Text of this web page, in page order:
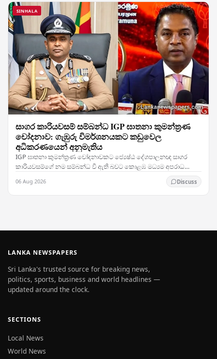
SINHALA
සාගර කාරියවසම් සම්බන්ධ IGP ඝාතනා කුමන්ත්‍රණ
චෝදනාව: ගැඹුරු විමර්ශනයකට කඩුවෙල
අධිකරණයෙන් අනුමැතිය
IGP ඝාතනා කුමන්ත්‍රණ චෝදනාවකට ජ්‍යෙෂ්ඨ දේශපාලනඥ සාගර
කාරියවසම්ගේ නම සම්බන්ධ වී ඇති බවට කොළඹ මධ්‍යම අපරාධ
විමර්ශන කාර්යාංශය (CCIB) ඉදිරිපත් කළ වාර්තාව සලකා බැලූ…
06 Aug 2026 Discuss
LANKA NEWSPAPERS
Sri Lanka's trusted source for breaking news,
politics, sports, business and world headlines —
updated around the clock.
SECTIONS
Local News
World News